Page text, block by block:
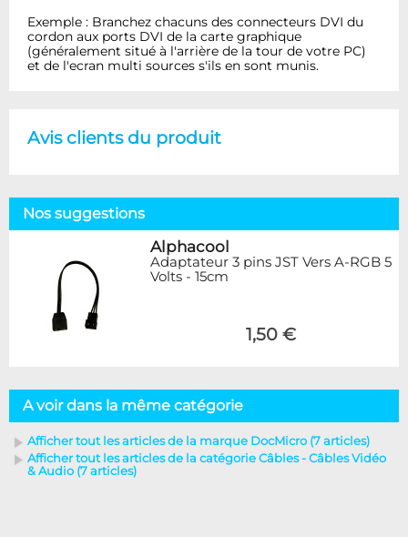
Exemple : Branchez chacuns des connecteurs DVI du
cordon aux ports DVI de la carte graphique
(généralement situé à l'arrière de la tour de votre PC)
et de l'ecran multi sources s'ils en sont munis.
Avis clients du produit
Nos suggestions
Alphacool
Adaptateur 3 pins JST Vers A-RGB 5
Volts - 15cm
1,50 €
A voir dans la même catégorie
Afficher tout les articles de la marque DocMicro (7 articles)
Afficher tout les articles de la catégorie Câbles - Câbles Vidéo
& Audio (7 articles)